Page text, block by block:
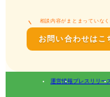
相談内容がまとまっていな
お問い合わせはこ
運営情報プレスリリー